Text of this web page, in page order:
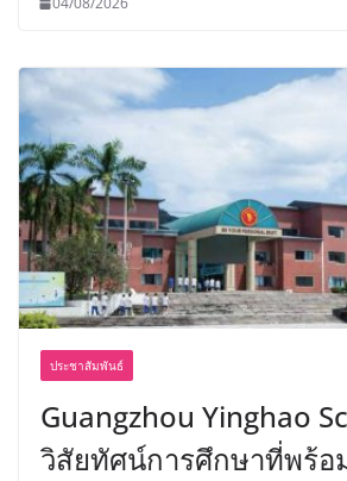
ประชาสัมพันธ์
Guangzhou Yinghao
วิสัยทัศน์การศึกษาที่พร้อ